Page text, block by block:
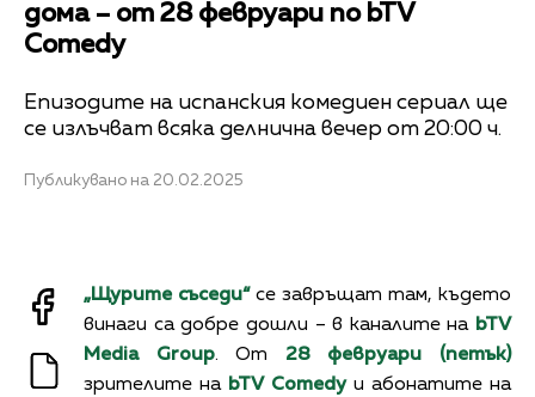
дома – от 28 февруари по bTV
Comedy
Епизодите на испанския комедиен сериал ще
се излъчват всяка делнична вечер от 20:00 ч.
Публикувано на 20.02.2025
„Щурите съседи“се завръщат там, където
винаги са добре дошли – в каналите на bTV
Media Group. От 28 февруари (петък)
зрителите на bTV Comedyи абонатите на